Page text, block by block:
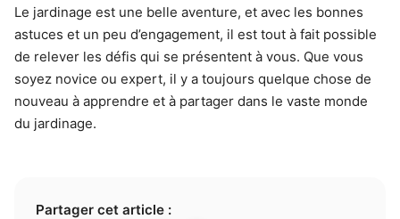
Le jardinage est une belle aventure, et avec les bonnes
astuces et un peu d’engagement, il est tout à fait possible
de relever les défis qui se présentent à vous. Que vous
soyez novice ou expert, il y a toujours quelque chose de
nouveau à apprendre et à partager dans le vaste monde
du jardinage.
Partager cet article :